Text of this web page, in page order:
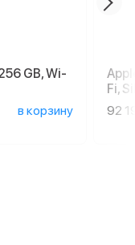
GB, Wi-
в корзину
Fi,
92